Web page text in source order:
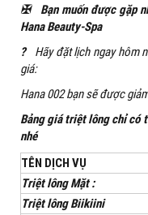
✠ Bạn muốn được gặp
Hana Beauty-Spa
? Hãy đặt lịch ngay hôm
giá:
Hana 002 bạn sẽ được
Bảng giá triệt lông chỉ có
nhé
TÊN DỊCH VỤ
Triệt lông Mặt :
Triệt lông Biikiini